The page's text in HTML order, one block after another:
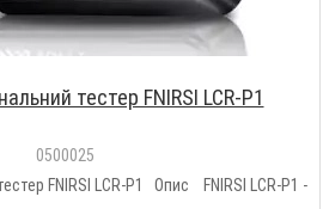
тестер FNIRSI LCR-P1
0500025
FNIRSI LCR-P1 Опис FNIRSI LCR-P1 -